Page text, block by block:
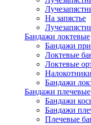
На запястье
Бандажи локтевые
Бандажи
Локтевые
Локтевые
Бандажи
Бандажи плечевые
Бандажи
Бандажи
Плечевые